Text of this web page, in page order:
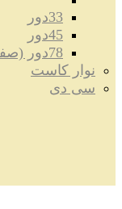
33دور
45دور
78دور (صفحه سنگی)
نوار کاست
سی دی